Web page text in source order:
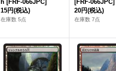
h [FRF-066JPC]
15円(税込)
在庫数 5点
[FRF-066JPC]
20円(税込)
在庫数 7点